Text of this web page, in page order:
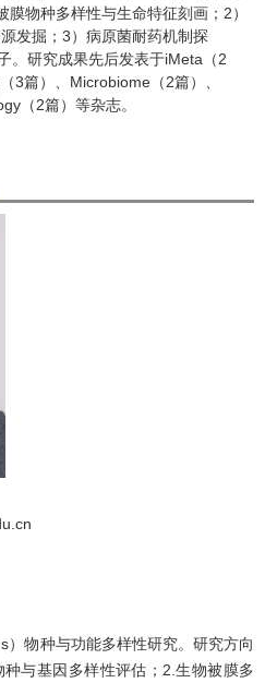
物种多样性与生命特征刻画；2）
发掘；3）病原菌耐药机制探
。研究成果先后发表于iMeta（2
3篇）、Microbiome（2篇）、
（2篇）等杂志。
）物种与功能多样性研究。研究方向
与基因多样性评估； 2. 生物被膜多